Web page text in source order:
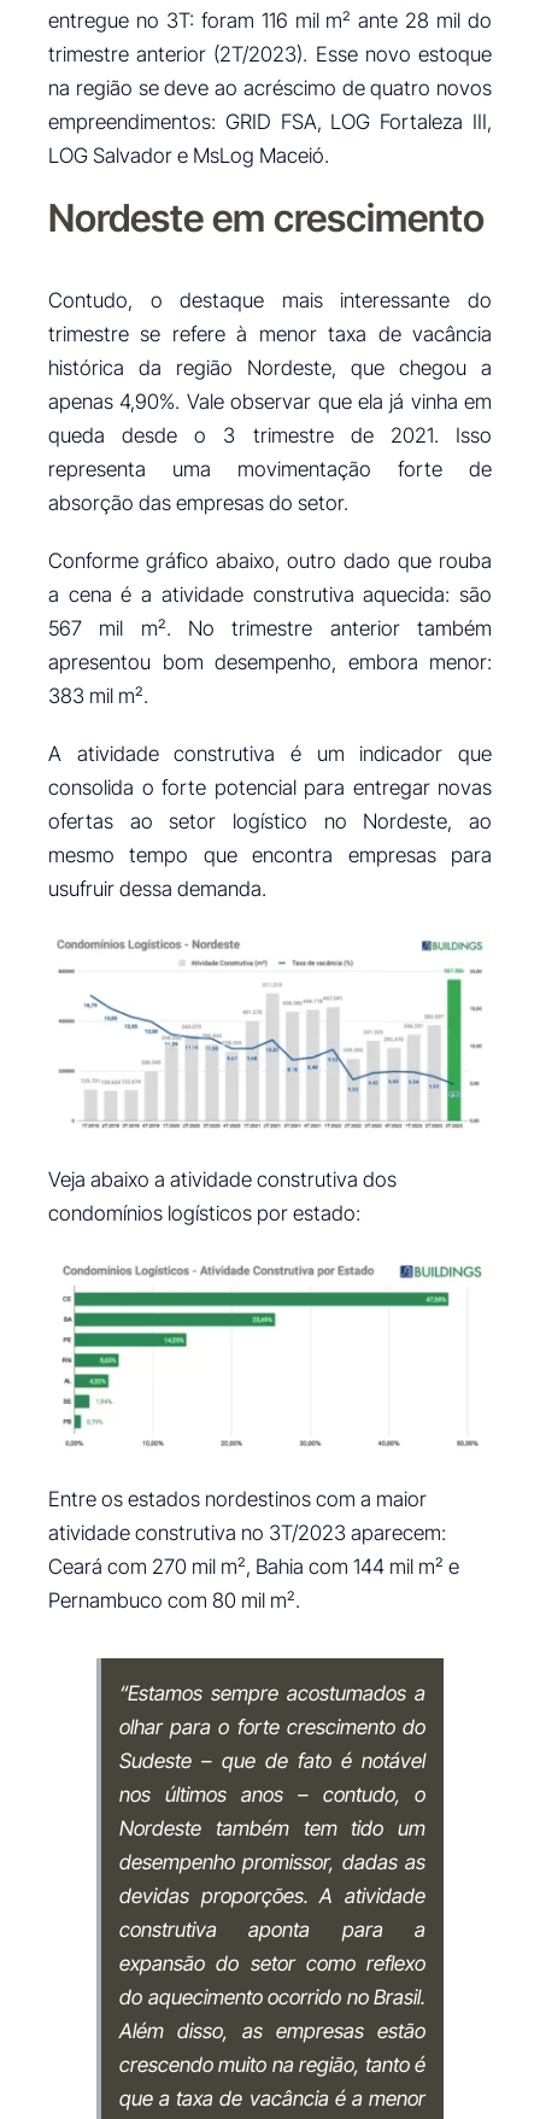
entregue no 3T: foram 116 mil m² ante 28 mil do
trimestre anterior (2T/2023). Esse novo estoque
na região se deve ao acréscimo de quatro novos
empreendimentos: GRID FSA, LOG Fortaleza III,
LOG Salvador e MsLog Maceió.
Nordeste em crescimento
Contudo, o destaque mais interessante do
trimestre se refere à menor taxa de vacância
histórica da região Nordeste, que chegou a
apenas 4,90%. Vale observar que ela já vinha em
queda desde o 3 trimestre de 2021. Isso
representa uma movimentação forte de
absorção das empresas do setor.
Conforme gráfico abaixo, outro dado que rouba
a cena é a atividade construtiva aquecida: são
567 mil m². No trimestre anterior também
apresentou bom desempenho, embora menor:
383 mil m².
A atividade construtiva é um indicador que
consolida o forte potencial para entregar novas
ofertas ao setor logístico no Nordeste, ao
mesmo tempo que encontra empresas para
usufruir dessa demanda.
Veja abaixo a atividade construtiva dos
condomínios logísticos por estado:
Entre os estados nordestinos com a maior
atividade construtiva no 3T/2023 aparecem:
Ceará com 270 mil m², Bahia com 144 mil m² e
Pernambuco com 80 mil m².
“Estamos sempre acostumados a
olhar para o forte crescimento do
Sudeste – que de fato é notável
nos últimos anos – contudo, o
Nordeste também tem tido um
desempenho promissor, dadas as
devidas proporções. A atividade
construtiva aponta para a
expansão do setor como reflexo
do aquecimento ocorrido no Brasil.
Além disso, as empresas estão
crescendo muito na região, tanto é
que a taxa de vacância é a menor